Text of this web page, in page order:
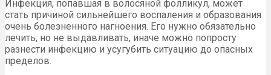
Инфекция, попавшая в волосяной фолликул, может
стать причиной сильнейшего воспаления и образования
очень болезненного нагноения. Его нужно обязательно
лечить, но не выдавливать, иначе можно попросту
разнести инфекцию и усугубить ситуацию до опасных
пределов.